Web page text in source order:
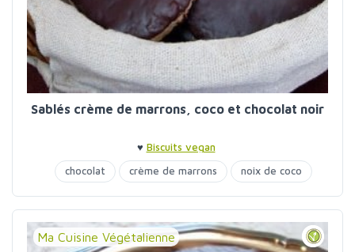
Sablés crème de marrons, coco et chocolat noir
♥ Biscuits vegan
chocolat
crème de marrons noix de coco
Ma Cuisine Végétalienne